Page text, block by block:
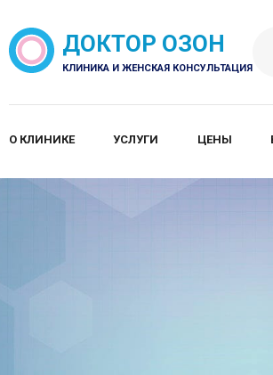
ДОКТОР ОЗОН
КЛИНИКА И ЖЕНСКАЯ КОНСУЛЬТАЦИЯ
О КЛИНИКЕ УСЛУГИ ЦЕНЫ